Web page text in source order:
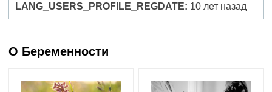
LANG_USERS_PROFILE_REGDATE: 10 лет назад
О Беременности